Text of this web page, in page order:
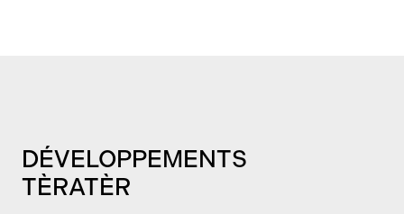
DÉVELOPPEMENTS
TÈRATÈR